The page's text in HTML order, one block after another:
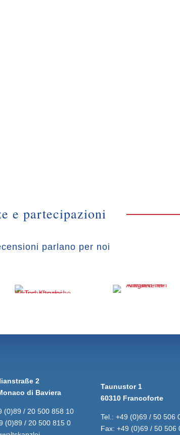
e partecipazioni
parlano per noi
2
di Baviera
(0)89 / 20 500 858 10
(0)89 / 20 500 815 0
Taunustor 1
60310 Francoforte
Tel.: +49 (0)69 / 50 506
Fax: +49 (0)69 / 50 506